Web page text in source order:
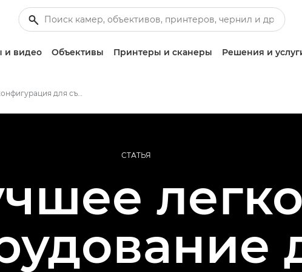
и видео Объективы Принтеры и сканеры Решения и
Легкая конфигурация для съемки фильмов о дикой природе
СТАТЬЯ